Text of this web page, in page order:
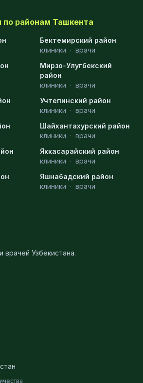
по районам Ташкента
Бектемирский район
клиники · врачи
Мирзо-Улугбекский
район
клиники · врачи
Учтепинский район
клиники · врачи
Шайхантахурский район
клиники · врачи
Яккасарайский район
клиники · врачи
Яшнабадский район
клиники · врачи
врачей Узбекистана.